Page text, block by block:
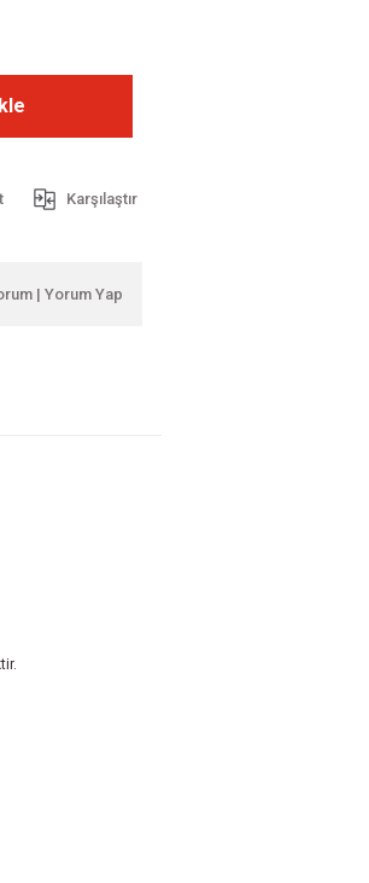
Karşılaştır
| Yorum Yap